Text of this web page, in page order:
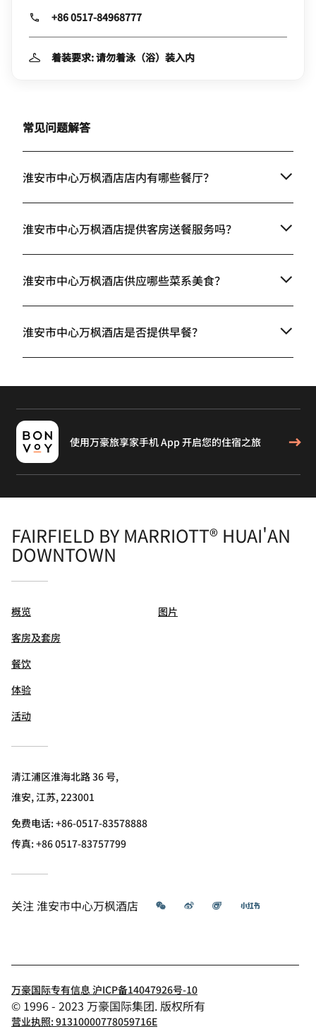
+86 0517-84968777
着装要求: 请勿着泳（浴）装入内
常见问题解答
淮安市中心万枫酒店店内有哪些餐厅？
淮安市中心万枫酒店提供客房送餐服务吗？
淮安市中心万枫酒店供应哪些菜系美食？
淮安市中心万枫酒店是否提供早餐？
使用万豪旅享家手机 App 开启您的住宿之旅
FAIRFIELD BY MARRIOTT® HUAI'AN
DOWNTOWN
概览
客房及套房
餐饮
体验
活动
图片
清江浦区淮海北路 36 号,
淮安, 江苏, 223001
免费电话:+86-0517-83578888
传真:+86 0517-83757799
关注淮安市中心万枫酒店 微信 微博 飞猪 小红书
万豪国际专有信息 沪ICP备14047926号-10
© 1996 - 2023 万豪国际集团. 版权所有
营业执照: 91310000778059716E